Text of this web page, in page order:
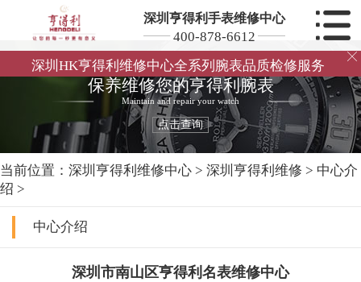
深圳亨得利手表维修中心
400-878-6612
深圳HK亨得利维修中心全系列腕表品质检修服务

保养维修您的亨得利腕表
Maintain and repair your watch
点击查询
当前位置： 深圳亨得利维修中心 > 深圳亨得利维修 > 中心介
绍 >
中心介绍
深圳市南山区亨得利名表维修中心